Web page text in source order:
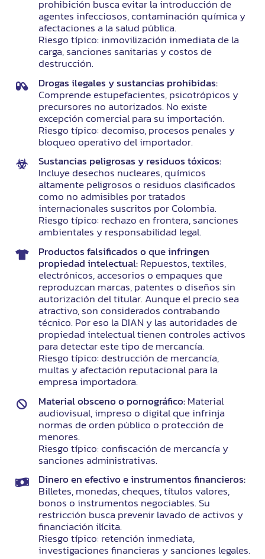
prohibición busca evitar la introducción de
agentes infecciosos, contaminación química y
afectaciones a la salud pública.
Riesgo típico: inmovilización inmediata de la
carga, sanciones sanitarias y costos de
destrucción.
Drogas ilegales y sustancias prohibidas:
Comprende estupefacientes, psicotrópicos y
precursores no autorizados. No existe
excepción comercial para su importación.
Riesgo típico: decomiso, procesos penales y
bloqueo operativo del importador.
Sustancias peligrosas y residuos tóxicos:
Incluye desechos nucleares, químicos
altamente peligrosos o residuos clasificados
como no admisibles por tratados
internacionales suscritos por Colombia.
Riesgo típico: rechazo en frontera, sanciones
ambientales y responsabilidad legal.
Productos falsificados o que infringen
propiedad intelectual:Repuestos, textiles,
electrónicos, accesorios o empaques que
reproduzcan marcas, patentes o diseños sin
autorización del titular. Aunque el precio sea
atractivo, son considerados contrabando
técnico. Por eso la DIAN y las autoridades de
propiedad intelectual tienen controles activos
para detectar este tipo de mercancía.
Riesgo típico: destrucción de mercancía,
multas y afectación reputacional para la
empresa importadora.
Material obsceno o pornográfico:Material
audiovisual, impreso o digital que infrinja
normas de orden público o protección de
menores.
Riesgo típico: confiscación de mercancía y
sanciones administrativas.
Dinero en efectivo e instrumentos financieros:
Billetes, monedas, cheques, títulos valores,
bonos o instrumentos negociables. Su
restricción busca prevenir lavado de activos y
financiación ilícita.
Riesgo típico: retención inmediata,
investigaciones financieras y sanciones legales.